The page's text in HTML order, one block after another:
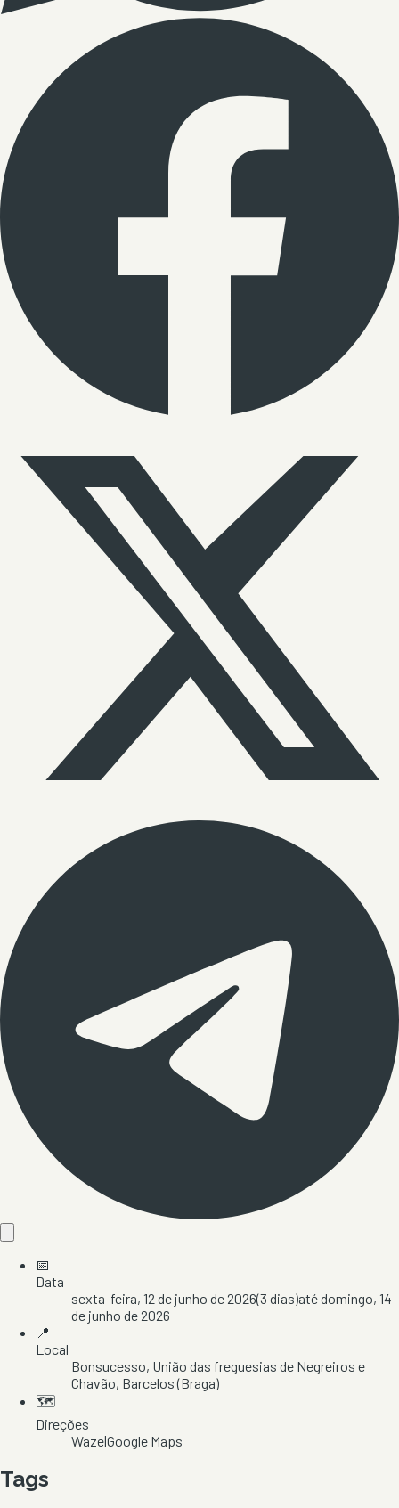
📅
Data
sexta-feira, 12 de junho de 2026(3 dias)atédomingo, 14
de junho de 2026
📍
Local
Bonsucesso, União das freguesias de Negreiros e
Chavão, Barcelos(Braga)
🗺️
Direções
Waze|Google Maps
Tags